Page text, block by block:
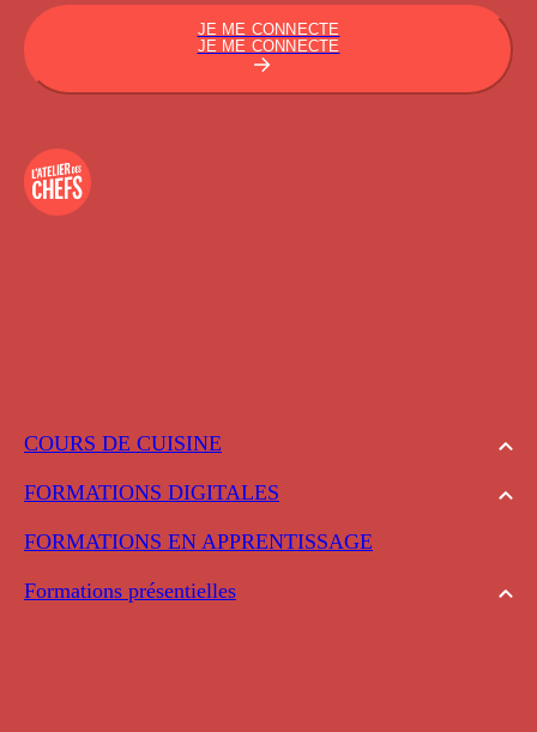
COURS DE CUISINE
FORMATIONS DIGITALES
FORMATIONS EN APPRENTISSAGE
Formations présentielles
JE ME CONNECTE
JE ME CONNECTE